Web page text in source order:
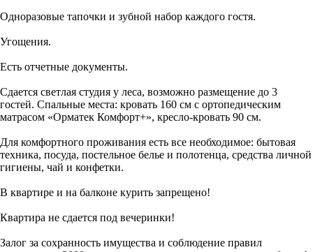
Одноразовые тапочки и зубной набор каждого гостя.
Угощения.
Есть отчетные документы.
Сдается светлая студия у леса, возможно размещение до 3
гостей. Спальные места: кровать 160 см с ортопедическим
матрасом «Орматек Комфорт+», кресло-кровать 90 см.
Для комфортного проживания есть все необходимое: бытовая
техника, посуда, постельное белье и полотенца, средства личной
гигиены, чай и конфетки.
В квартире и на балконе курить запрещено!
Квартира не сдается под вечеринки!
Залог за сохранность имущества и соблюдение правил